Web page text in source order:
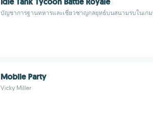
บัญชาการฐานทหารและเชี่ยวชาญกลยุทธ์บนสนามรบในเก
Mobile Party
Vicky Miller